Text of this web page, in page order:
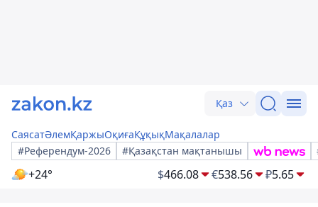
Қаз
СаясатӘлемҚаржыОқиғаҚұқықМақалалар
#Референдум-2026
#Қазақстан мақтанышы
+24° $466.08 €538.56 ₽5.65